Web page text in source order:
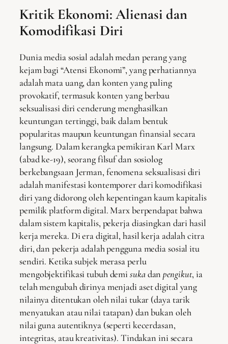
Kritik Ekonomi: Alienasi dan
Komodifikasi Diri
Dunia media sosial adalah medan perang yang
kejam bagi “Atensi Ekonomi”, yang perhatiannya
adalah mata uang, dan konten yang paling
provokatif, termasuk konten yang berbau
seksualisasi diri cenderung menghasilkan
keuntungan tertinggi, baik dalam bentuk
popularitas maupun keuntungan finansial secara
langsung. Dalam kerangka pemikiran Karl Marx
(abad ke-19), seorang filsuf dan sosiolog
berkebangsaan Jerman, fenomena seksualisasi diri
adalah manifestasi kontemporer dari komodifikasi
diri yang didorong oleh kepentingan kaum kapitalis
pemilik platform digital. Marx berpendapat bahwa
dalam sistem kapitalis, pekerja diasingkan dari hasil
kerja mereka. Di era digital, hasil kerja adalah citra
diri, dan pekerja adalah pengguna media sosial itu
sendiri. Ketika subjek merasa perlu
mengobjektifikasi tubuh demisukadanpengikut, ia
telah mengubah dirinya menjadi aset digital yang
nilainya ditentukan oleh nilai tukar (daya tarik
menyatukan atau nilai tatapan) dan bukan oleh
nilai guna autentiknya (seperti kecerdasan,
integritas, atau kreativitas). Tindakan ini secara